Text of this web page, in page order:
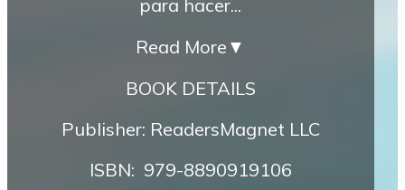
para hacer...
Read More ▼
BOOK DETAILS
Publisher: ReadersMagnet LLC
ISBN‏: ‎ 979-8890919106